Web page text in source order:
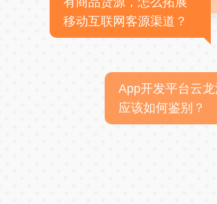
移动互联网客源渠道？
App开发平台云龙
应该如何鉴别？